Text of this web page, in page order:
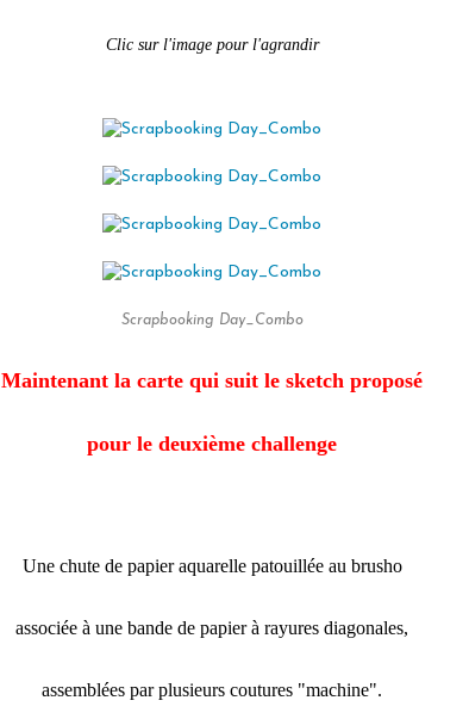
Clic sur l'image pour l'agrandir
Scrapbooking Day_Combo
Maintenant la carte qui suit le sketch proposé
pour le deuxième challenge
Une chute de papier aquarelle patouillée au brusho
associée à une bande de papier à rayures diagonales,
assemblées par plusieurs coutures "machine".